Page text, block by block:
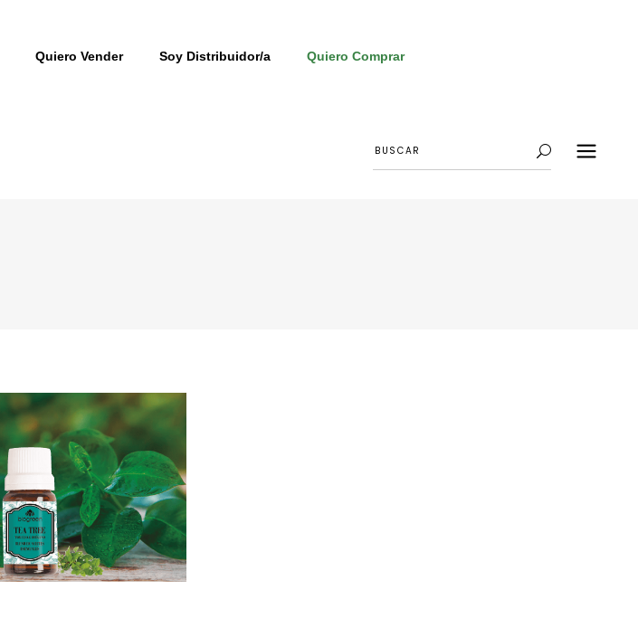
Quiero Vender Soy Distribuidor/a Quiero Comprar
Buscar
for: